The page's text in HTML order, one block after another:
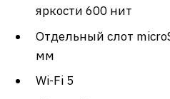
яркости 600 нит
Отдельный слот
мм
Wi-Fi 5